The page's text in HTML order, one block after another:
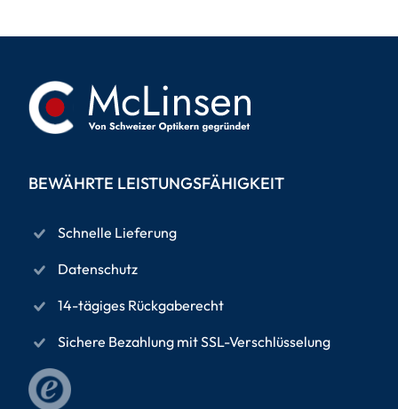
BEWÄHRTE LEISTUNGSFÄHIGKEIT
Schnelle Lieferung
Datenschutz
14-tägiges Rückgaberecht
Sichere Bezahlung mit SSL-Verschlüsselung